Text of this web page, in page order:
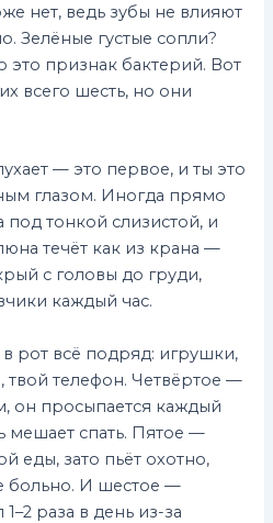
нет, ведь зубы не влияют
Зелёные густые сопли?
это признак бактерий. Вот
всего шесть, но они
— это первое, и ты это
глазом. Иногда прямо
тонкой слизистой, и
течёт как из крана —
с головы до груди,
каждый час.
рот всё подряд: игрушки,
твой телефон. Четвёртое —
он просыпается каждый
мешает спать. Пятое —
еды, зато пьёт охотно,
больно. И шестое —
раза в день из-за